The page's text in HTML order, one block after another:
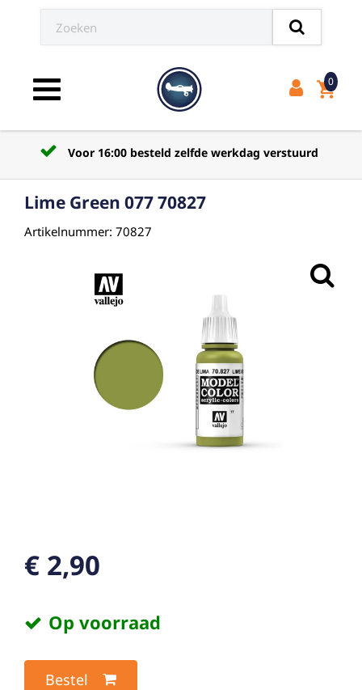
Toggle navigation shopping_cart
0
Voor 16:00 besteld zelfde werkdag verstuurd
Lime Green 077 70827
Artikelnummer: 70827
€ 2,90
Op voorraad
Bestel